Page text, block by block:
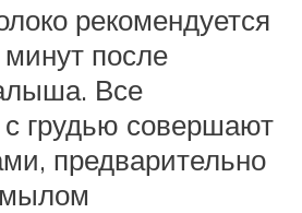
рекомендуется
после
Все
грудью совершают
предварительно